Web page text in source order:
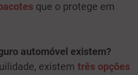
que o protege em
automóvel existem?
existem três opções